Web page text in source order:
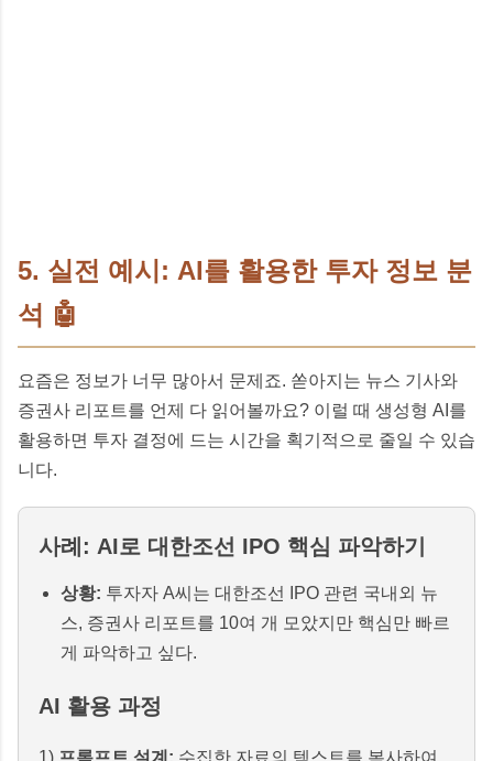
5. 실전 예시: AI를 활용한 투자 정보 분
석 🤖
요즘은 정보가 너무 많아서 문제죠. 쏟아지는 뉴스 기사와
증권사 리포트를 언제 다 읽어볼까요? 이럴 때 생성형 AI를
활용하면 투자 결정에 드는 시간을 획기적으로 줄일 수 있습
니다.
사례: AI로 대한조선 IPO 핵심 파악하기
상황: 투자자 A씨는 대한조선 IPO 관련 국내외 뉴
스, 증권사 리포트를 10여 개 모았지만 핵심만 빠르
게 파악하고 싶다.
AI 활용 과정
1) 프롬프트 설계: 수집한 자료의 텍스트를 복사하여